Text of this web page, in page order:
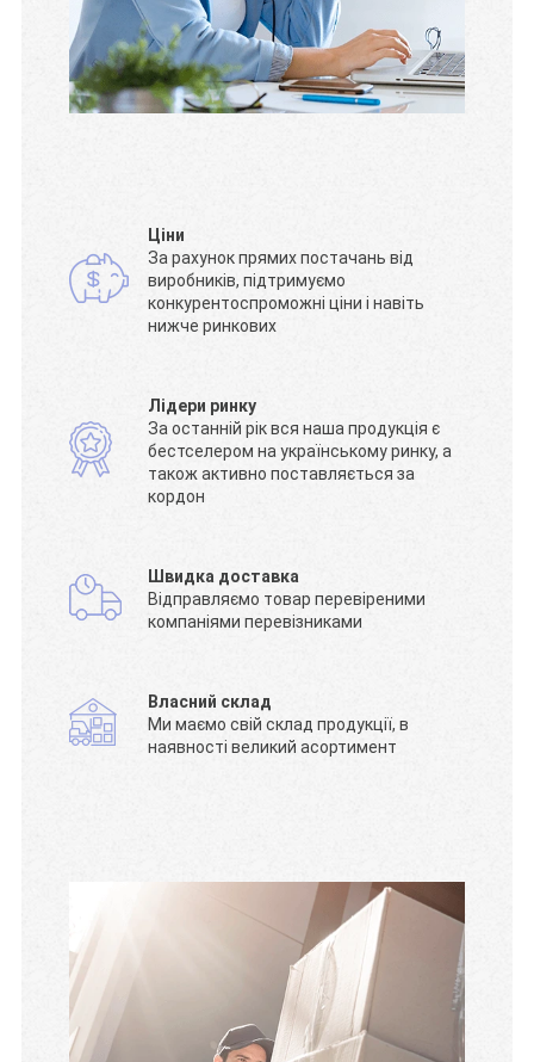
Ціни
За рахунок прямих постачань від
виробників, підтримуємо
конкурентоспроможні ціни і навіть
нижче ринкових
Лідери ринку
За останній рік вся наша продукція є
бестселером на українському ринку, а
також активно поставляється за
кордон
Швидка доставка
Відправляємо товар перевіреними
компаніями перевізниками
Власний склад
Ми маємо свій склад продукції, в
наявності великий асортимент